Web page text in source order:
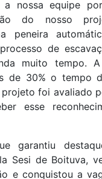
nossa equipe
do nosso
peneira
de
muito tempo.
de 30% o tempo
projeto foi avaliado
esse
garantiu
Sesi de Boituva,
e conquistou a